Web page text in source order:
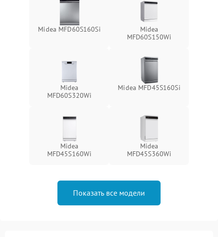
Midea MFD60S160Si
Midea
MFD60S150Wi
Midea
MFD60S320Wi
Midea MFD45S160Si
Midea
MFD45S160Wi
Midea
MFD45S360Wi
Показать все модели